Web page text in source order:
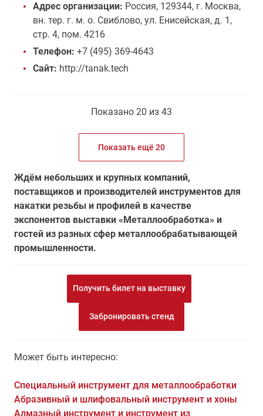
Адрес организации: Россия, 129344, г. Москва,
вн. тер. г. м. о. Свиблово, ул. Енисейская, д. 1,
стр. 4, пом. 4216
Телефон: +7 (495) 369-4643
Сайт: http://tanak.tech
Показано 20 из 43
Показать ещё 20
Ждём небольших и крупных компаний,
поставщиков и производителей инструментов для
накатки резьбы и профилей в качестве
экспонентов выставки «Металлообработка» и
гостей из разных сфер металлообрабатывающей
промышленности.
Получить билет на выставку
Забронировать стенд
Может быть интересно:
Специальный инструмент для металлообработки
Абразивный и шлифовальный инструмент и хоны
Алмазный инструмент и инструмент из